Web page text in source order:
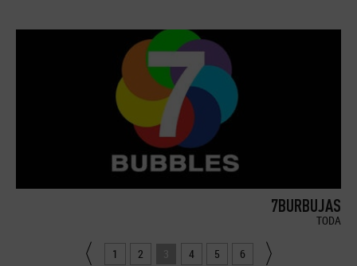
7BURBUJAS
TODA
1 2 3 4 5 6